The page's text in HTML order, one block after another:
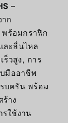
–
ก
พร้อมกราฟิก
ละลื่นไหล
ร็วสูง, การ
บมืออาชีพ
บครัน พร้อม
าง
ใช้งาน